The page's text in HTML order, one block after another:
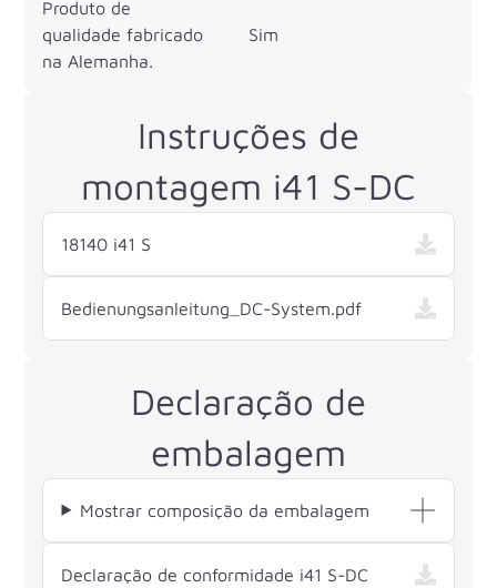
Produto de
qualidade fabricado
na Alemanha.
Sim
Instruções de
montagem i41 S-DC
18140 i41 S
Bedienungsanleitung_DC-System.pdf
Declaração de
embalagem
Mostrar composição da embalagem
Declaração de conformidade i41 S-DC — i41 S-DC ,